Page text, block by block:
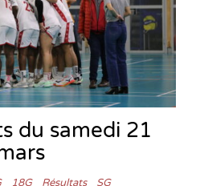
du samedi 21
18G Résultats SG